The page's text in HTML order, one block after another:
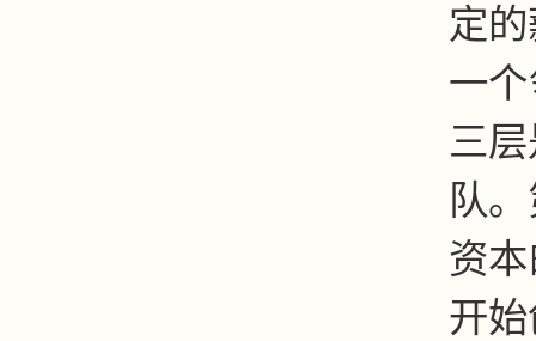
定
一
三
队
资
开